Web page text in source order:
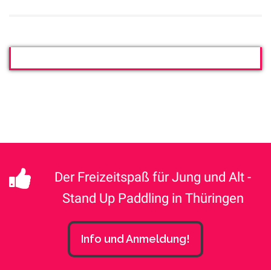
Der Freizeitspaß für Jung und Alt -
Stand Up Paddling in Thüringen
Info und Anmeldung!